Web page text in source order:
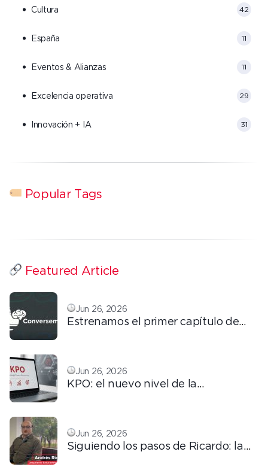
Cultura 42
España 11
Eventos & Alianzas 11
Excelencia operativa 29
Innovación + IA 31
Popular Tags
Featured Article
Jun 26, 2026
Estrenamos el primer capítulo de
Jun 26, 2026
KPO: el nuevo nivel de la
Jun 26, 2026
Siguiendo los pasos de Ricardo: la